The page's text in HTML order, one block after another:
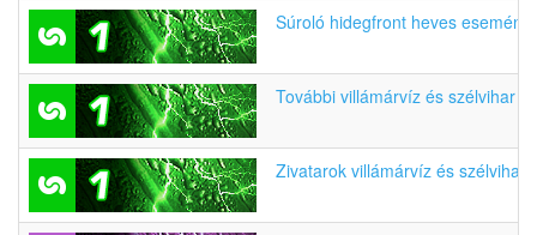
Súroló hidegfront heves
További villámárvíz és szélvihar
Zivatarok villámárvíz és szélvihar